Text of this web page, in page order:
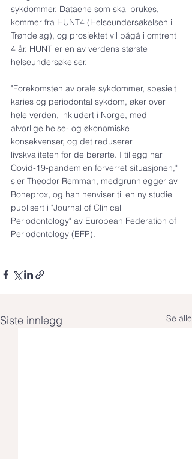
sykdommer. Dataene som skal brukes,
kommer fra HUNT4 (Helseundersøkelsen i
Trøndelag), og prosjektet vil pågå i omtrent
4 år. HUNT er en av verdens største
helseundersøkelser.
"Forekomsten av orale sykdommer, spesielt
karies og periodontal sykdom, øker over
hele verden, inkludert i Norge, med
alvorlige helse- og økonomiske
konsekvenser, og det reduserer
livskvaliteten for de berørte. I tillegg har
Covid-19-pandemien forverret situasjonen,"
sier Theodor Remman, medgrunnlegger av
Boneprox, og han henviser til en ny studie
publisert i "Journal of Clinical
Periodontology" av European Federation of
Periodontology (EFP).
Siste innlegg Se alle